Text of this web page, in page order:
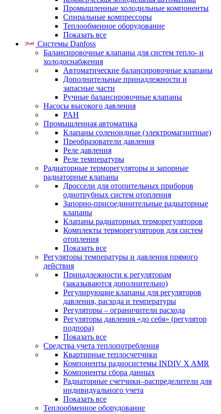
Промышленные холодильные компоненты
Спиральные компрессоры
Теплообменное оборудование
Показать все
Системы Danfoss
Балансировочные клапаны для систем тепло- и
холодоснабжения
Автоматические балансировочные клапаны
Дополнительные принадлежности и
запасные части
Ручные балансировочные клапаны
Насосы высокого давления
PAH
Промышленная автоматика
Клапаны соленоидные (электромагнитные)
Преобразователи давления
Реле давления
Реле температуры
Радиаторные терморегуляторы и запорные
радиаторные клапаны
Дроссели для отопительных приборов
однотрубных систем отопления
Запорно-присоединительные радиаторные
клапаны
Клапаны радиаторных терморегуляторов
Комплекты терморегуляторов для систем
отопления
Показать все
Регуляторы температуры и давления прямого
действия
Принадлежности к регуляторам
(заказываются дополнительно)
Регулирующие клапаны для регуляторов
давления, расхода и температуры
Регуляторы – ограничители расхода
Регуляторы давления «до себя» (регулятор
подпора)
Показать все
Средства учета теплопотребления
Квартирные теплосчетчики
Компоненты радиосистемы INDIV X AMR
Компоненты сбора данных
Радиаторные счетчики–распределители для
индивидуального учета
Показать все
Теплообменное оборудование